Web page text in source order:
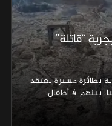
“قاتلة”
بطائرة مسيرة يُعتقد
أن الجيش النيجري نفذها قتلت 17 مدنيا، بينهم 4 أطفال،